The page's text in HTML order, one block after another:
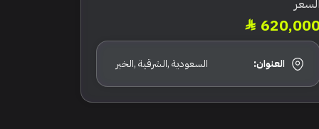
العنوان: السعودية ,الشرقية ,الخبر